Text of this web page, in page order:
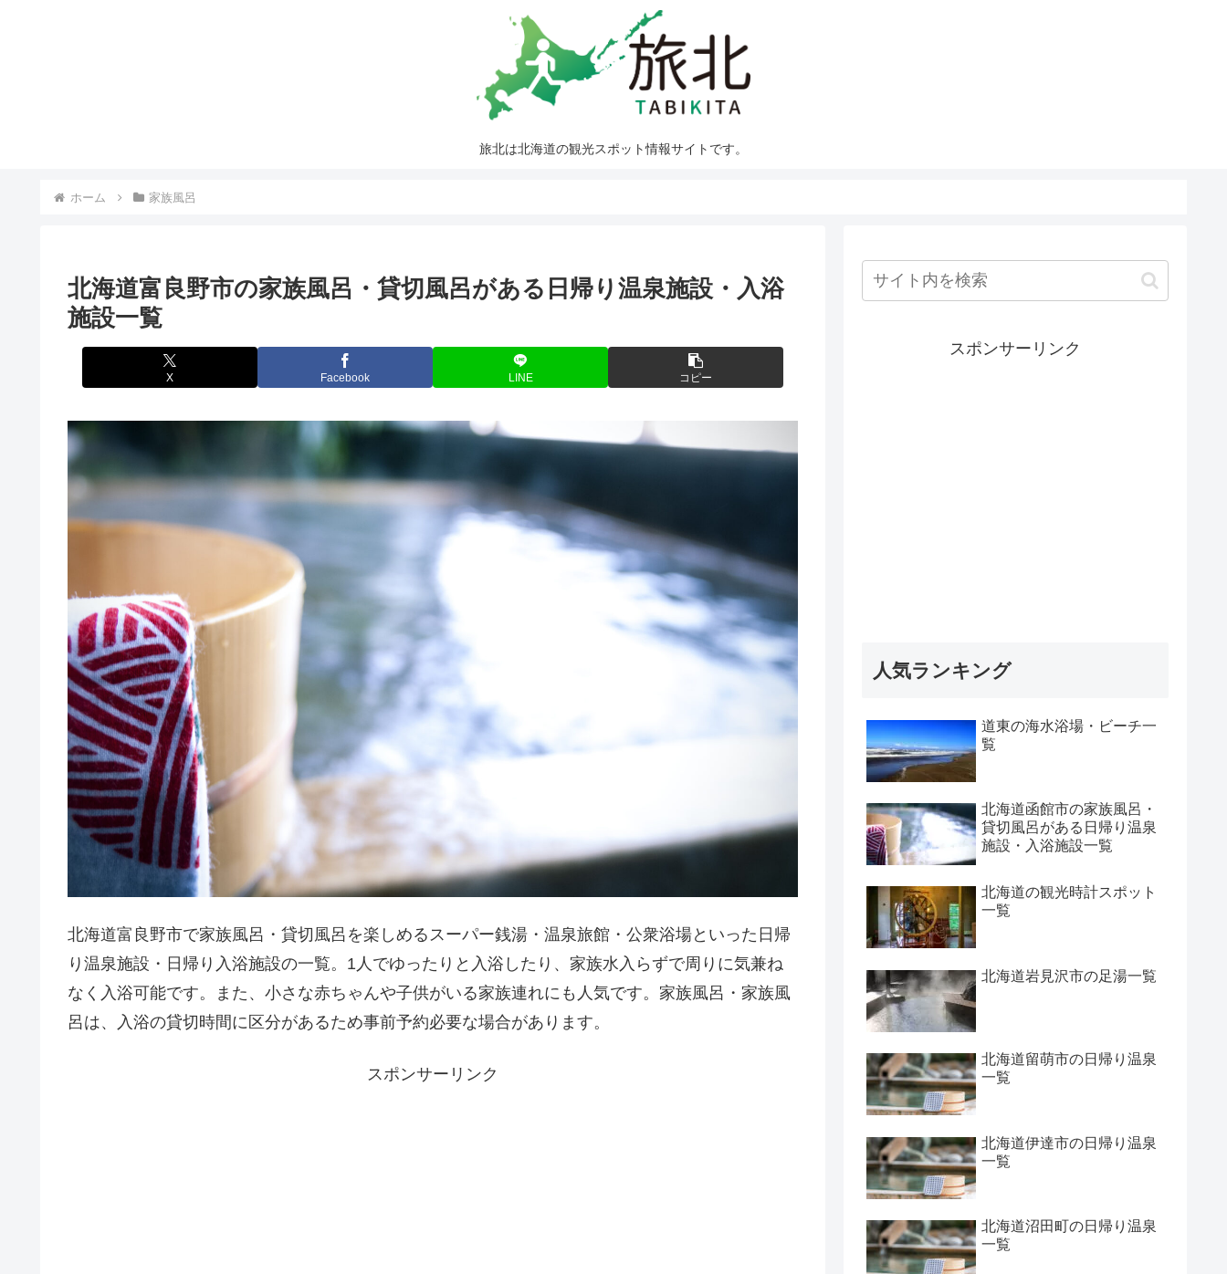
旅北は北海道の観光スポット情報サイトです。
ホーム 家族風呂
北海道富良野市の家族風呂・貸切風呂がある日帰り温泉施設・入浴
施設一覧
X Facebook LINE コピー
北海道富良野市で家族風呂・貸切風呂を楽しめるスーパー銭湯・温泉旅館・公衆浴場といった日帰
り温泉施設・日帰り入浴施設の一覧。1人でゆったりと入浴したり、家族水入らずで周りに気兼ね
なく入浴可能です。また、小さな赤ちゃんや子供がいる家族連れにも人気です。家族風呂・家族風
呂は、入浴の貸切時間に区分があるため事前予約必要な場合があります。
スポンサーリンク
スポンサーリンク
人気ランキング
道東の海水浴場・ビーチ一
覧
北海道函館市の家族風呂・
貸切風呂がある日帰り温泉
施設・入浴施設一覧
北海道の観光時計スポット
一覧
北海道岩見沢市の足湯一覧
北海道留萌市の日帰り温泉
一覧
北海道伊達市の日帰り温泉
一覧
北海道沼田町の日帰り温泉
一覧